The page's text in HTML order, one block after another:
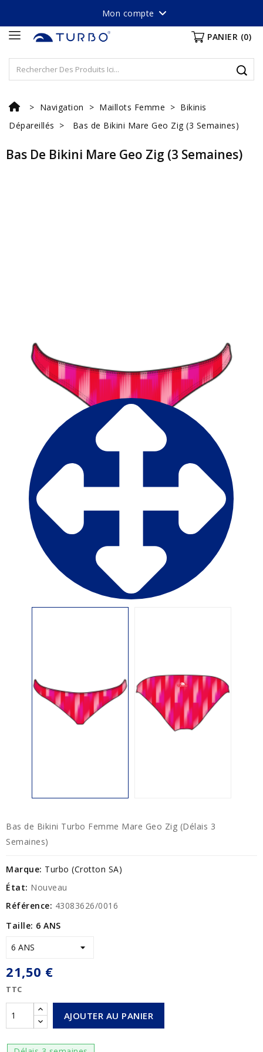
Mon compte
PANIER (0)
Navigation Maillots Femme
Bikinis
Dépareillés
Bas de Bikini Mare Geo Zig (3 Semaines)
Bas De Bikini Mare Geo Zig (3 Semaines)
Bas de Bikini Turbo Femme Mare Geo Zig (Délais 3
Semaines)
Marque: Turbo (Crotton SA)
État: Nouveau
Référence: 43083626/0016
Taille: 6 ANS
21,50 €
TTC
AJOUTER AU PANIER